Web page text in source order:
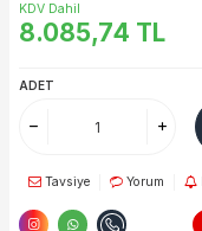
KDV Dahil
8.085,74 TL
ADET
Tavsiye Yorum